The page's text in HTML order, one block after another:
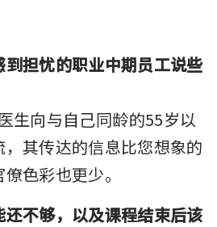
担忧的职业中期员工说些
生向与自己同龄的55岁以
其传达的信息比您想象的
色彩也更少。
不够，以及课程结束后该